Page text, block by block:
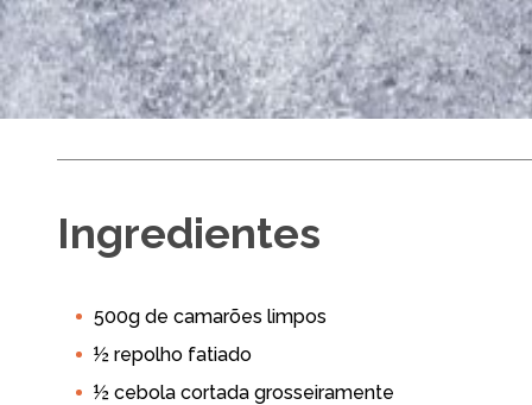
Camarão
Panela de Pressão Almoço
Ingredientes
500g de camarões limpos
½ repolho fatiado
½ cebola cortada grosseiramente